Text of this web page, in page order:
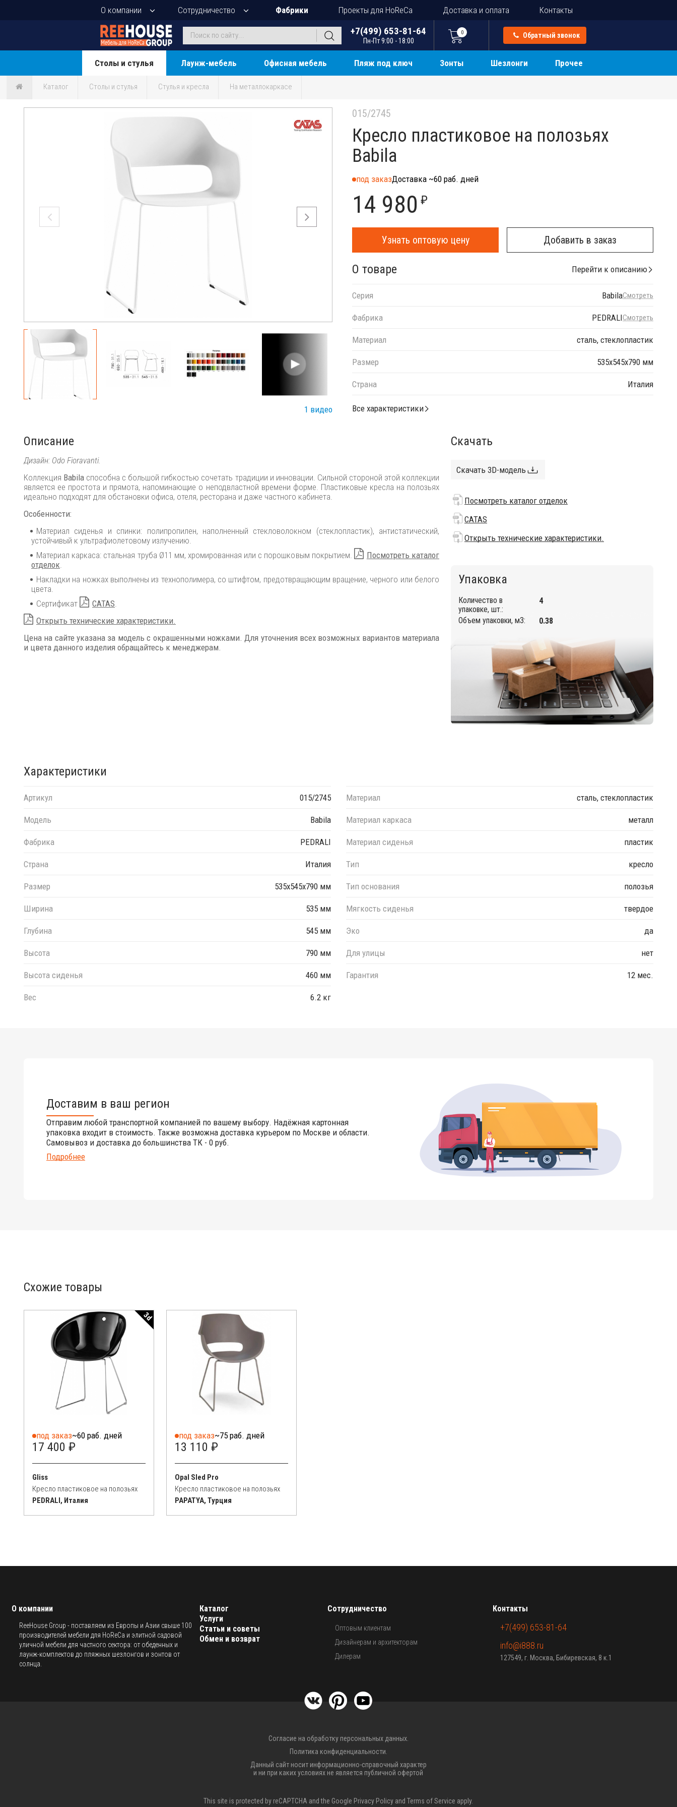
О компании Сотрудничество Фабрики Проекты для HoReCa Доставка и оплата Контакты
+7(499) 653-81-64
Пн-Пт 9:00 - 18:00
0 Обратный звонок
Столы и стулья Лаунж-мебель Офисная мебель Пляж под ключ Зонты Шезлонги Прочее
Каталог Столы и стулья Стулья и кресла На металлокаркасе
1 видео
015/2745
Кресло пластиковое на полозьях
Babila
под заказДоставка ~60 раб. дней
14 980 ₽
Узнать оптовую цену Добавить в заказ
О товаре Перейти к описанию
Серия BabilaСмотреть
Фабрика PEDRALIСмотреть
Материал сталь, стеклопластик
Размер 535х545х790 мм
Страна Италия
Все характеристики
Описание
Дизайн: Odo Fioravanti.
Коллекция Babila способна с большой гибкостью сочетать традиции и инновации. Сильной стороной этой коллекции
является ее простота и прямота, напоминающие о неподвластной времени форме. Пластиковые кресла на полозьях
идеально подходят для обстановки офиса, отеля, ресторана и даже частного кабинета.
Особенности:
Материал сиденья и спинки: полипропилен, наполненный стекловолокном (стеклопластик), антистатический,
устойчивый к ультрафиолетовому излучению.
Материал каркаса: стальная труба Ø11 мм, хромированная или с порошковым покрытием.
Посмотреть каталог
отделок.
Накладки на ножках выполнены из технополимера, со штифтом, предотвращающим вращение, черного или белого
цвета.
Сертификат
CATAS.
Открыть технические характеристики.
Цена на сайте указана за модель с окрашенными ножками.Для уточнения всех возможных вариантов материала
и цвета данного изделия обращайтесь к менеджерам.
Скачать
Скачать 3D-модель
Посмотреть каталог отделок
CATAS
Открыть технические характеристики.
Упаковка
Количество в
упаковке, шт.:
4
Объем упаковки, м3: 0.38
Характеристики
Артикул 015/2745
Модель Babila
Фабрика PEDRALI
Страна Италия
Размер 535х545х790 мм
Ширина 535 мм
Глубина 545 мм
Высота 790 мм
Высота сиденья 460 мм
Вес 6.2 кг
Материал сталь, стеклопластик
Материал каркаса металл
Материал сиденья пластик
Тип кресло
Тип основания полозья
Мягкость сиденья твердое
Эко да
Для улицы нет
Гарантия 12 мес.
Доставим в ваш регион
Отправим любой транспортной компанией по вашему выбору. Надёжная картонная
упаковка входит в стоимость. Также возможна доставка курьером по Москве и области.
Самовывоз и доставка до большинства ТК - 0 руб.
Подробнее
Схожие товары
3d
под заказ~60 раб. дней
17 400 ₽
Gliss
Кресло пластиковое на полозьях
PEDRALI, Италия
под заказ~75 раб. дней
13 110 ₽
Opal Sled Pro
Кресло пластиковое на полозьях
PAPATYA, Турция
О компании
ReeHouse Group - поставляем из Европы и Азии свыше 100
производителей мебели для HoReCa и элитной садовой
уличной мебели для частного сектора: от обеденных и
лаунж-комплектов до пляжных шезлонгов и зонтов от
солнца.
Каталог
Услуги
Статьи и советы
Обмен и возврат
Сотрудничество
Оптовым клиентам
Дизайнерам и архитекторам
Дилерам
Контакты
+7(499) 653-81-64
info@i888.ru
127549, г. Москва, Бибиревская, 8 к.1
Согласие на обработку персональных данных.
Политика конфиденциальности.
Данный сайт носит информационно-справочный характер
и ни при каких условиях не является публичной офертой
This site is protected by reCAPTCHA and the Google Privacy Policy andTerms of Service apply.